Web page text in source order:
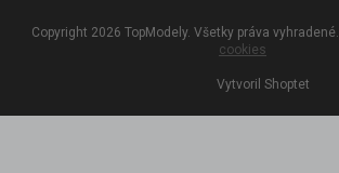
Vytvoril Shoptet
Copyright 2026 TopModely. Všetky práva vyhradené.
cookies